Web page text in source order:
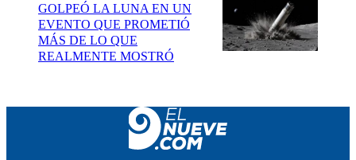
GOLPEÓ LA LUNA EN UN
EVENTO QUE PROMETIÓ
MÁS DE LO QUE
REALMENTE MOSTRÓ